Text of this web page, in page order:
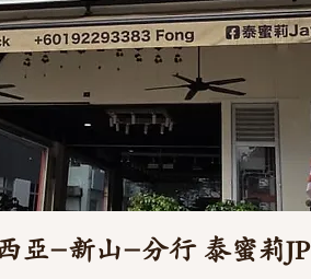
亞-新山-分行 泰蜜莉JP